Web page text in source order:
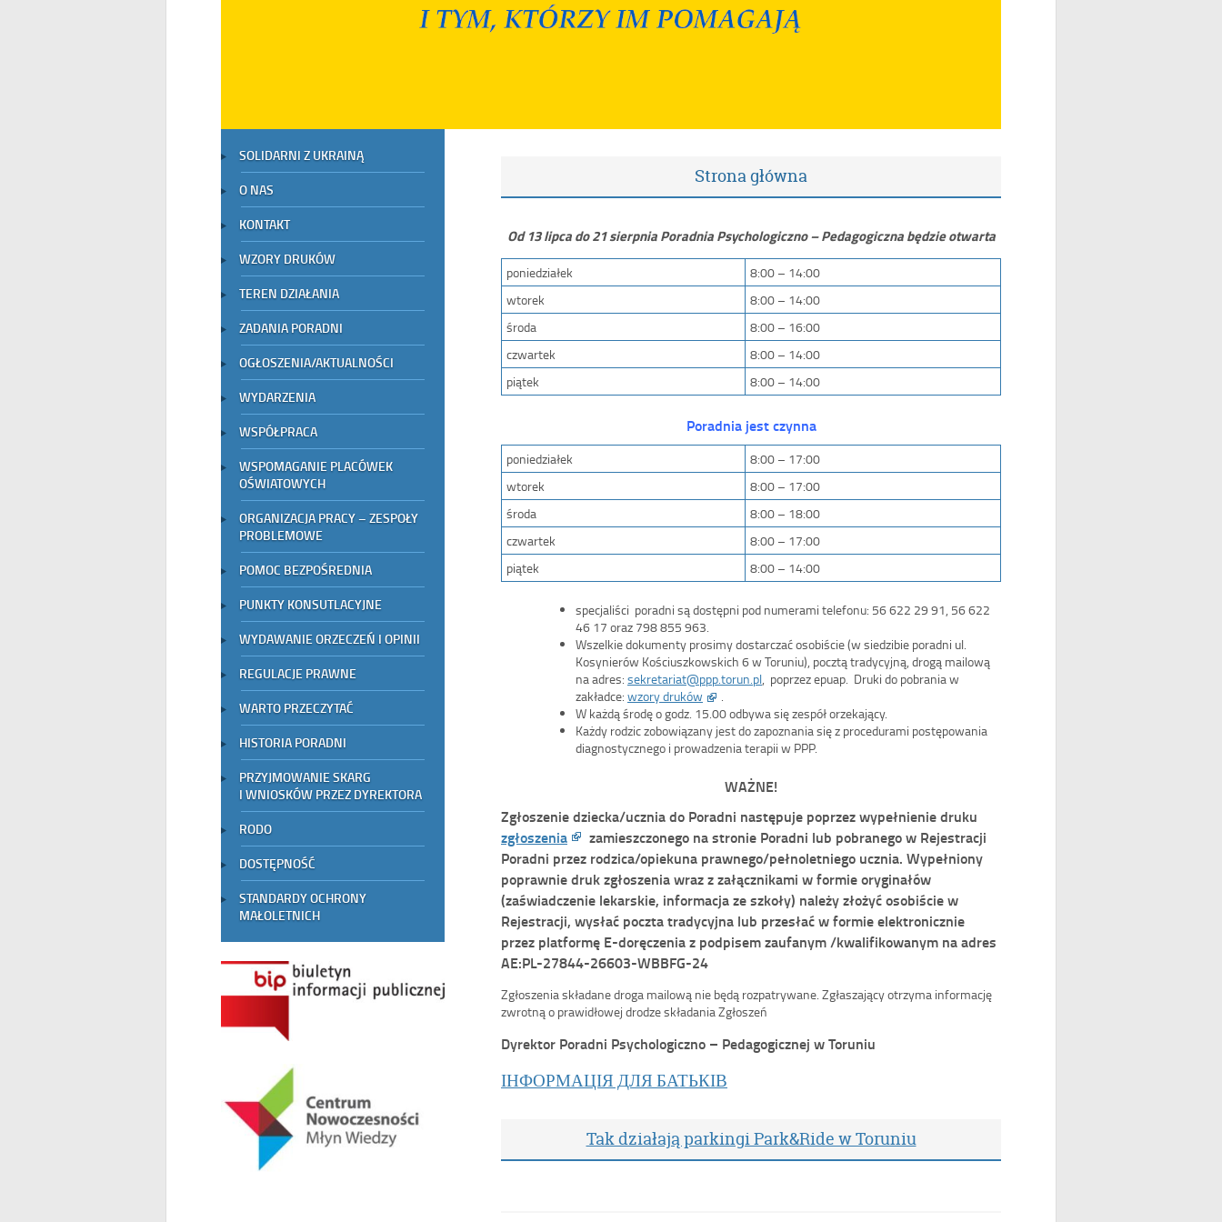
SOLIDARNI Z UKRAINĄ
O NAS
KONTAKT
WZORY DRUKÓW
TEREN DZIAŁANIA
ZADANIA PORADNI
OGŁOSZENIA/AKTUALNOŚCI
WYDARZENIA
WSPÓŁPRACA
WSPOMAGANIE PLACÓWEK
OŚWIATOWYCH
ORGANIZACJA PRACY – ZESPOŁY
PROBLEMOWE
POMOC BEZPOŚREDNIA
PUNKTY KONSUTLACYJNE
WYDAWANIE ORZECZEŃ I OPINII
REGULACJE PRAWNE
WARTO PRZECZYTAĆ
HISTORIA PORADNI
PRZYJMOWANIE SKARG
I WNIOSKÓW PRZEZ DYREKTORA
RODO
DOSTĘPNOŚĆ
STANDARDY OCHRONY
MAŁOLETNICH
Strona główna
Od 13 lipca do 21 sierpnia Poradnia Psychologiczno – Pedagogiczna będzie otwarta
poniedziałek
8:00 – 14:00
wtorek
8:00 – 14:00
środa
8:00 – 16:00
czwartek
8:00 – 14:00
piątek
8:00 – 14:00
Poradnia jest czynna
poniedziałek
8:00 – 17:00
wtorek
8:00 – 17:00
środa
8:00 – 18:00
czwartek
8:00 – 17:00
piątek
8:00 – 14:00
specjaliści poradni są dostępni pod numerami telefonu: 56 622 29 91, 56 622
46 17 oraz 798 855 963.
Wszelkie dokumenty prosimy dostarczać osobiście (w siedzibie poradni ul.
Kosynierów Kościuszkowskich 6 w Toruniu), pocztą tradycyjną, drogą mailową
na adres: sekretariat@ppp.torun.pl, poprzez epuap. Druki do pobrania w
zakładce: wzory druków
.
W każdą środę o godz. 15.00 odbywa się zespół orzekający.
Każdy rodzic zobowiązany jest do zapoznania się z procedurami postępowania
diagnostycznego i prowadzenia terapii w PPP.
WAŻNE!
Zgłoszenie dziecka/ucznia do Poradni następuje poprzez wypełnienie druku
zgłoszenia
zamieszczonego na stronie Poradni lub pobranego w Rejestracji
Poradni przez rodzica/opiekuna prawnego/pełnoletniego ucznia. Wypełniony
poprawnie druk zgłoszenia wraz z załącznikami w formie oryginałów
(zaświadczenie lekarskie, informacja ze szkoły) należy złożyć osobiście w
Rejestracji, wysłać poczta tradycyjna lub przesłać w formie elektronicznie
przez platformę E-doręczenia z podpisem zaufanym /kwalifikowanym na adres
AE:PL-27844-26603-WBBFG-24
Zgłoszenia składane droga mailową nie będą rozpatrywane. Zgłaszający otrzyma informację
zwrotną o prawidłowej drodze składania Zgłoszeń
Dyrektor Poradni Psychologiczno – Pedagogicznej w Toruniu
ІНФОРМАЦІЯ ДЛЯ БАТЬКІВ
Tak działają parkingi Park&Ride w Toruniu